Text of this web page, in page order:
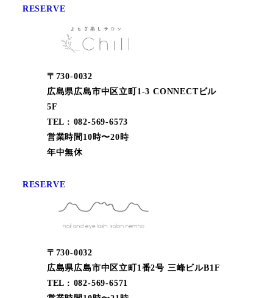
RESERVE
〒730-0032
広島県広島市中区立町1-3 CONNECTビル
5F
TEL : 082-569-6573
営業時間10時〜20時
年中無休
RESERVE
〒730-0032
広島県広島市中区立町1番2号 三峰ビルB1F
TEL : 082-569-6571